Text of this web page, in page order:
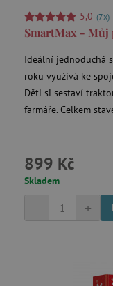
5,0 (7x)
SmartMax -
Ideální jednoduchá
roku využívá ke
Děti si sestaví
farmáře. Celkem
899 Kč
Skladem
+
-